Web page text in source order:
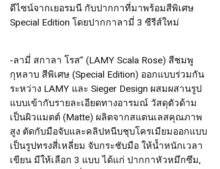
ดีไซน์จากเยอรมนี กับปากกาที่มาพร้อมสีพิเศษ
Special Edition โดยปากกาลามี่ 3 ซีรีส์ใหม่
-ลามี่ สกาลา โรส” (LAMY Scala Rose) สีชมพู
กุหลาบ สีพิเศษ (Special Edition) ออกแบบร่วมกัน
ระหว่าง LAMY และ Sieger Design ผสมผสานรูป
แบบเข้ากับรายละเอียดทางอารมณ์ วัสดุตัวด้าม
เป็นผิวแมตต์ (Matte) ผลิตจากสแตนเลสคุณภาพ
สูง ตัดกับมือจับและคลิปหนีบชุบโครเมียมออกแบบ
เป็นรูปทรงสี่เหลี่ยม จับกระชับมือ ให้น้ำหนักเวลา
เขียน มีให้เลือก 3 แบบ ได้แก่ ปากกาหัวหมึกซึม,